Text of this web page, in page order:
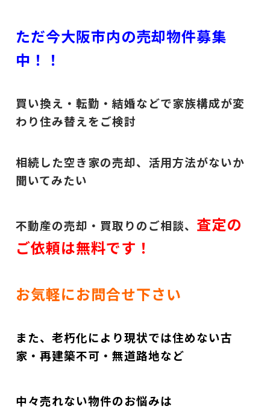
ただ今大阪市内の売却物件募集
中！！
買い換え・転勤・結婚などで家族構成が変
わり住み替えをご検討
相続した空き家の売却、活用方法がないか
聞いてみたい
不動産の売却・買取りのご相談、 査定の
ご依頼は無料です！
お気軽にお問合せ下さい
また、老朽化により現状では住めない古
家・再建築不可・無道路地など
中々売れない物件のお悩みは